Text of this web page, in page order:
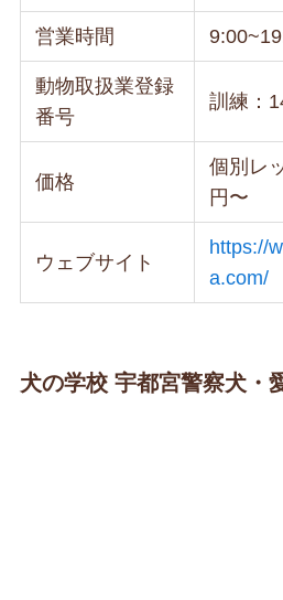
営業時間
動物取扱業登録
番号
訓練：
価格
個別レ
円〜
ウェブサイト
https://
a.com/
犬の学校 宇都宮警察犬・